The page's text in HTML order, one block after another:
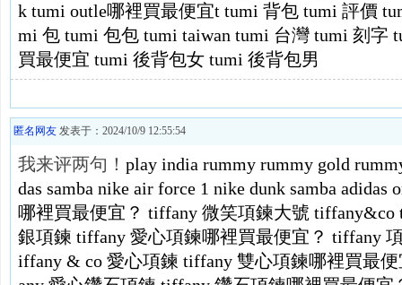
k tumi outle哪裡買最便宜t tumi 背包 tumi 評價
mi 包 tumi 包包 tumi taiwan tumi 台灣 tumi 刻字
買最便宜 tumi 後背包女 tumi 後背包男
匿名网友 发表于：2024/10/9 12:55:54
我来评两句！ play india rummy rummy gold
das samba nike air force 1 nike dunk samba adidas
哪裡買最便宜？ tiffany 微笑項鍊大號 tiffany&co
銀項鍊 tiffany 愛心項鍊哪裡買最便宜？ tiffany
iffany & co 愛心項鍊 tiffany 雙心項鍊哪裡買最